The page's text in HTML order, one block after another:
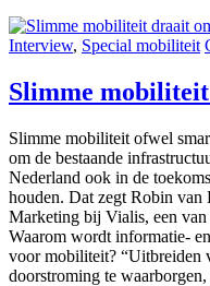
Interview, Special mobiliteit
Slimme
Slimme mobiliteit ofwel
om de bestaande
Nederland ook in de
houden. Dat zegt Robin van
Marketing bij Vialis, een van
Waarom wordt informatie-
voor mobiliteit? “Uitbreiden
doorstroming te